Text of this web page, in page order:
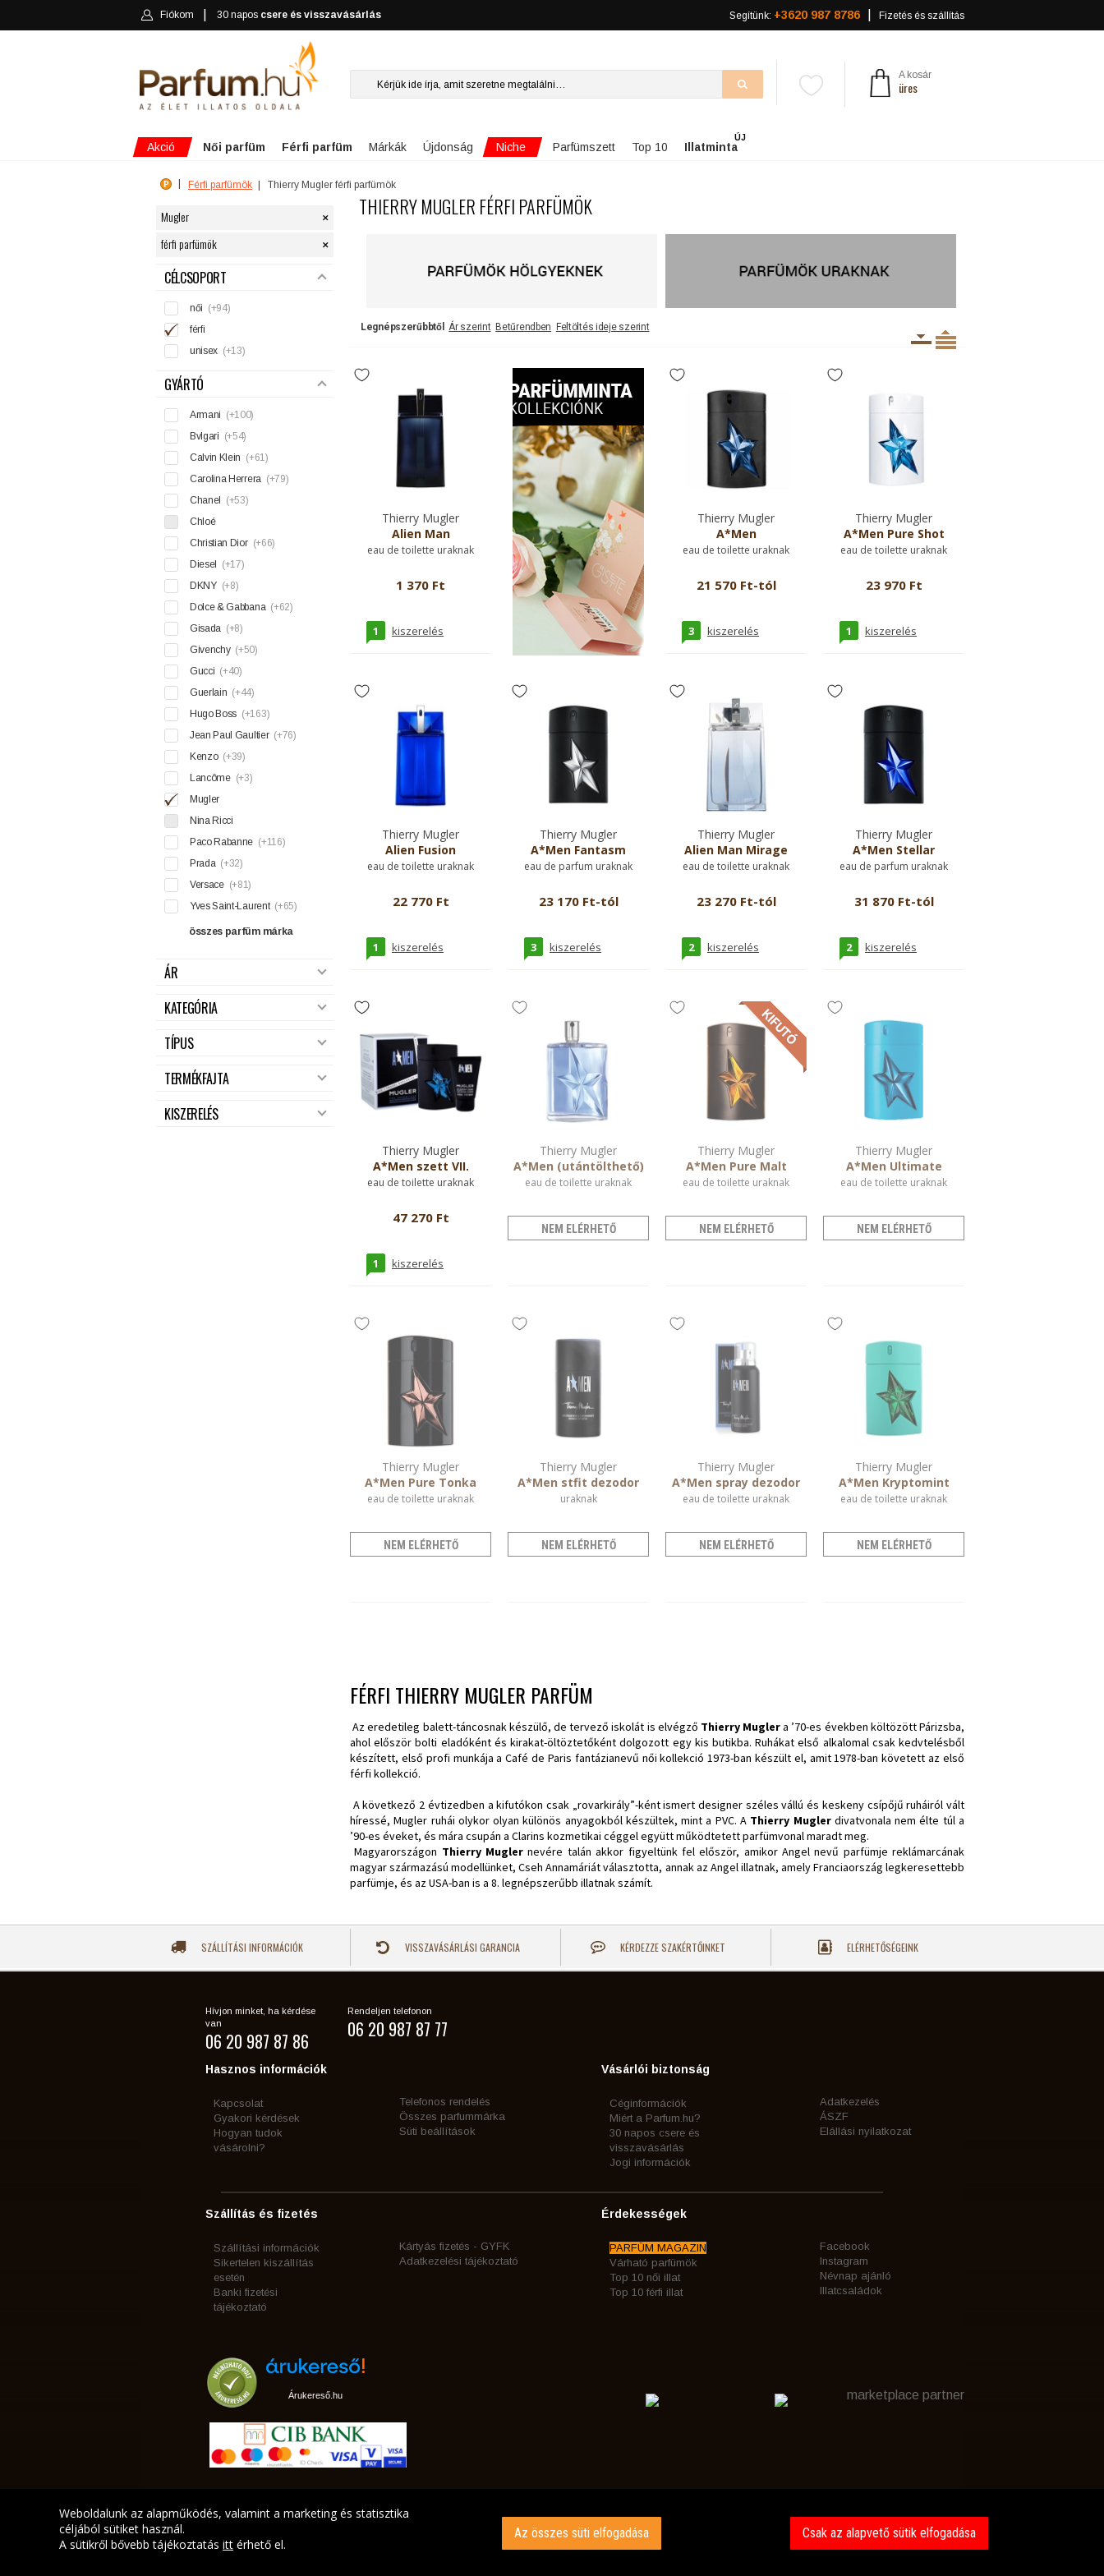
Fiókom 30 napos csere és visszavásárlás Segítünk: +3620 987 8786 Fizetés és szállítás
A kosár
üres
Akció Női parfüm Férfi parfüm Márkák Újdonság Niche Parfümszett Top 10 Illatminta
ÚJ
Férfi parfümök Thierry Mugler férfi parfümök
Mugler ×
férfi parfümök ×
SZŰRÉS
CÉLCSOPORT
női (+94)
férfi
unisex (+13)
GYÁRTÓ
Armani (+100)
Bvlgari (+54)
Calvin Klein (+61)
Carolina Herrera (+79)
Chanel
(+53)
Chloé
Christian Dior (+66)
Diesel
(+17)
DKNY (+8)
Dolce & Gabbana (+62)
Gisada (+8)
Givenchy (+50)
Gucci (+40)
Guerlain (+44)
Hugo Boss (+163)
Jean Paul Gaultier (+76)
Kenzo (+39)
Lancôme (+3)
Mugler
Nina Ricci
Paco Rabanne (+116)
Prada (+32)
Versace (+81)
Yves Saint-Laurent (+65)
összes parfüm márka
ÁR
KATEGÓRIA
TÍPUS
TERMÉKFAJTA
KISZERELÉS
THIERRY MUGLER FÉRFI PARFÜMÖK
Legnépszerűbbtől Ár szerint Betűrendben Feltöltés ideje szerint
Thierry Mugler
Alien Man
eau de toilette uraknak
1 370 Ft
1 kiszerelés
Thierry Mugler
A*Men
eau de toilette uraknak
21 570 Ft-tól
3 kiszerelés
Thierry Mugler
A*Men Pure Shot
eau de toilette uraknak
23 970 Ft
1 kiszerelés
Thierry Mugler
Alien Fusion
eau de toilette uraknak
22 770 Ft
1 kiszerelés
Thierry Mugler
A*Men Fantasm
eau de parfum uraknak
23 170 Ft-tól
3 kiszerelés
Thierry Mugler
Alien Man Mirage
eau de toilette uraknak
23 270 Ft-tól
2 kiszerelés
Thierry Mugler
A*Men Stellar
eau de parfum uraknak
31 870 Ft-tól
2 kiszerelés
Thierry Mugler
A*Men szett VII.
eau de toilette uraknak
47 270 Ft
1 kiszerelés
Thierry Mugler
A*Men (utántölthető)
eau de toilette uraknak
NEM ELÉRHETŐ
Thierry Mugler
A*Men Pure Malt
eau de toilette uraknak
NEM ELÉRHETŐ
Thierry Mugler
A*Men Ultimate
eau de toilette uraknak
NEM ELÉRHETŐ
Thierry Mugler
A*Men Pure Tonka
eau de toilette uraknak
NEM ELÉRHETŐ
Thierry Mugler
A*Men stfit dezodor
uraknak
NEM ELÉRHETŐ
Thierry Mugler
A*Men spray dezodor
eau de toilette uraknak
NEM ELÉRHETŐ
Thierry Mugler
A*Men Kryptomint
eau de toilette uraknak
NEM ELÉRHETŐ
FÉRFI THIERRY MUGLER PARFÜM
Az eredetileg balett-táncosnak készülő, de tervező iskolát is elvégző Thierry Muglera ’70-es években költözött Párizsba,
ahol először bolti eladóként és kirakat-öltöztetőként dolgozott egy kis butikba. Ruhákat első alkalomal csak kedvtelésből
készített, első profi munkája a Café de Paris fantázianevű női kollekció 1973-ban készült el, amit 1978-ban követett az első
férfi kollekció.
A következő 2 évtizedben a kifutókon csak „rovarkirály”-ként ismert designer széles vállú és keskeny csípőjű ruháiról vált
híressé, Mugler ruhái olykor olyan különös anyagokból készültek, mint a PVC. A Thierry Muglerdivatvonala nem élte túl a
’90-es éveket, és mára csupán a Clarins kozmetikai céggel együtt működtetett parfümvonal maradt meg.
Magyarországon Thierry Mugler nevére talán akkor figyeltünk fel először, amikor Angel nevű parfümje reklámarcának
magyar származású modellünket, Cseh Annamáriát választotta, annak az Angel illatnak, amely Franciaország legkeresettebb
parfümje, és az USA-ban is a 8. legnépszerűbb illatnak számít.
SZÁLLÍTÁSI INFORMÁCIÓK VISSZAVÁSÁRLÁSI GARANCIA KÉRDEZZE SZAKÉRTŐINKET ELÉRHETŐSÉGEINK
Hívjon minket, ha kérdése
van
06 20 987 87 86
Rendeljen telefonon
06 20 987 87 77
Hasznos információk
Kapcsolat
Gyakori kérdések
Hogyan tudok
vásárolni?
Telefonos rendelés
Összes parfummárka
Süti beállítások
Vásárlói biztonság
Céginformációk
Miért a Parfum.hu?
30 napos csere és
visszavásárlás
Jogi információk
Adatkezelés
ÁSZF
Elállási nyilatkozat
Szállítás és fizetés
Szállítási információk
Sikertelen kiszállítás
esetén
Banki fizetési
tájékoztató
Kártyás fizetés - GYFK
Adatkezelési tájékoztató
Érdekességek
PARFÜM MAGAZIN
Várható parfümök
Top 10 női illat
Top 10 férfi illat
Facebook
Instagram
Névnap ajánló
Illatcsaládok
Árukereső.hu marketplace partner
Weboldalunk az alapműködés, valamint a marketing és statisztika
céljából sütiket használ.
A sütikről bővebb tájékoztatás itt érhető el.
Az összes süti elfogadása Csak az alapvető sütik elfogadása